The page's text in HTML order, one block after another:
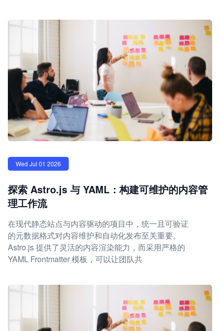
Wed Jul 01 2026
探索 Astro.js 与 YAML：构建可维护的内容管
理工作流
在现代静态站点与内容驱动的项目中，统一且可验证
的元数据格式对内容维护和自动化发布至关重要。
Astro.js 提供了灵活的内容渲染能力，而采用严格的
YAML Frontmatter 模板，可以让团队共